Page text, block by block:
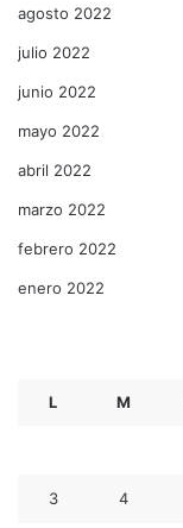
agosto 2022
julio 2022
junio 2022
mayo 2022
abril 2022
marzo 2022
febrero 2022
enero 2022
L M
3 4